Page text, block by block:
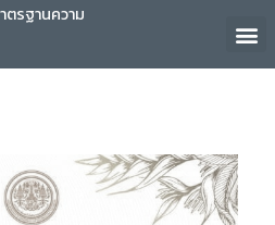
ตรฐานความ